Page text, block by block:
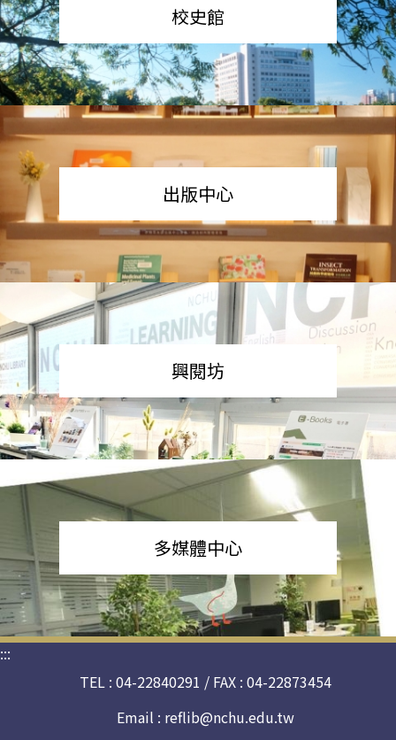
校史館
出版中心
興閱坊
多媒體中心
:::
TEL : 04-22840291 / FAX : 04-22873454
Email : reflib@nchu.edu.tw